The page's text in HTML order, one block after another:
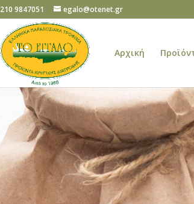
210 9847051 egalo@otenet.gr
Αρχική